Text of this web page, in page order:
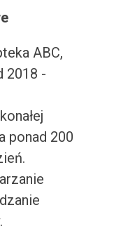
ABC,
2018 -
ponad 200